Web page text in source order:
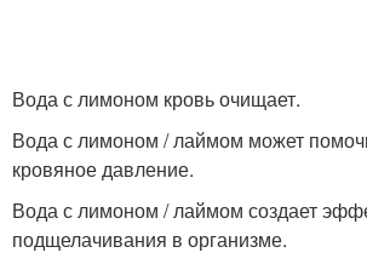
Вода с лимоном кровь очищает.
Вода с лимоном / лаймом может
кровяное давление.
Вода с лимоном / лаймом создает
подщелачивания в организме.